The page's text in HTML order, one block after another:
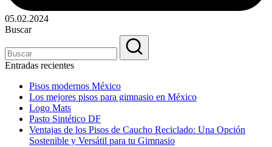
05.02.2024
Buscar
Entradas recientes
Pisos modernos México
Los mejores pisos para gimnasio en México
Logo Mats
Pasto Sintético DF
Ventajas de los Pisos de Caucho Reciclado: Una Opción
Sostenible y Versátil para tu Gimnasio